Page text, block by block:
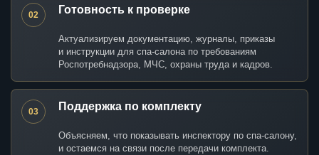
02 Готовность к проверке
Актуализируем документацию, журналы, приказы
и инструкции для спа-салона по требованиям
Роспотребнадзора, МЧС, охраны труда и кадров.
03 Поддержка по комплекту
Объясняем, что показывать инспектору по спа-салону,
и остаемся на связи после передачи комплекта.